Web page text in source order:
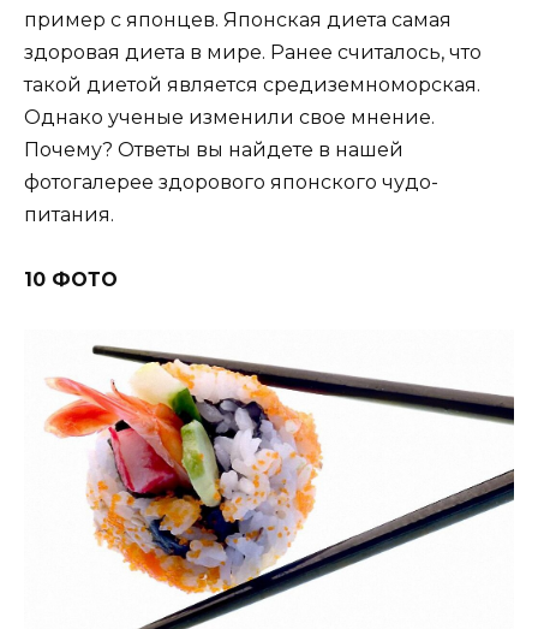
пример с японцев. Японская диета самая
здоровая диета в мире. Ранее считалось, что
такой диетой является средиземноморская.
Однако ученые изменили свое мнение.
Почему? Ответы вы найдете в нашей
фотогалерее здорового японского чудо-
питания.
10 ФОТО